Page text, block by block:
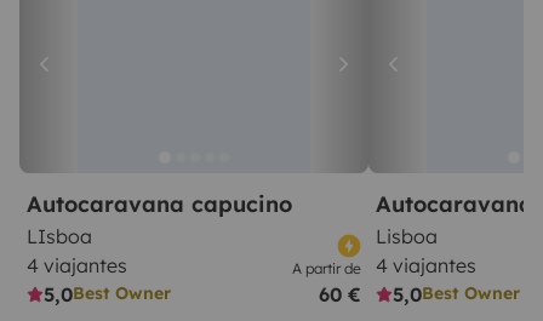
Autocaravana capucino
LIsboa
4 viajantes
5,0Best Owner
A partir de
60 €
Lisboa
4 viajantes
5,0Best Owner